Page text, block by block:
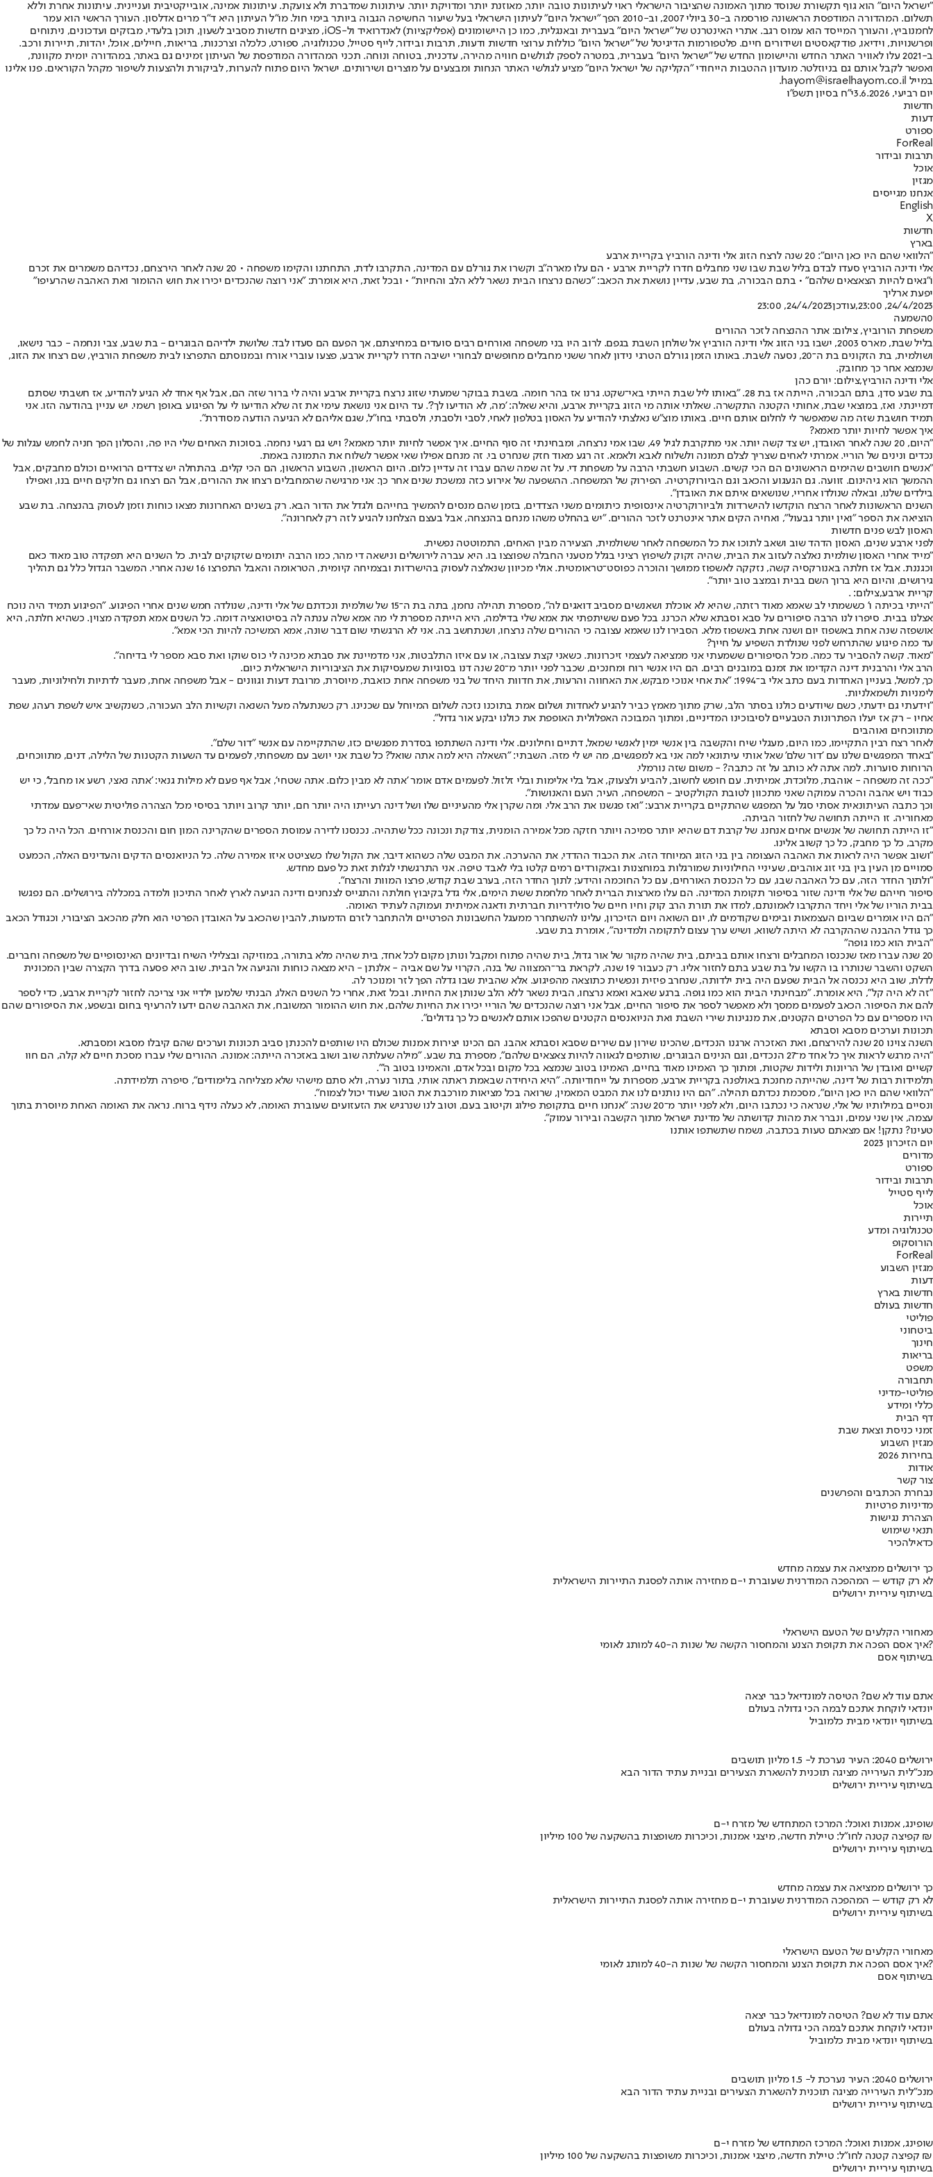
"ישראל היום" הוא גוף תקשורת שנוסד מתוך האמונה שהציבור הישראלי ראוי לעיתונות טובה יותר, מאוזנת יותר ומדויקת יותר. עיתונות שמדברת ולא צועקת. עיתונות אמינה, אובייקטיבית ועניינית. עיתונות אחרת וללא
תשלום. המהדורה המודפסת הראשונה פורסמה ב-30 ביולי 2007, וב-2010 הפך "ישראל היום" לעיתון הישראלי בעל שיעור החשיפה הגבוה ביותר בימי חול. מו"ל העיתון היא ד"ר מרים אדלסון. העורך הראשי הוא עמר
לחמנוביץ, והעורך המייסד הוא עמוס רגב. אתרי האינטרנט של "ישראל היום" בעברית ובאנגלית, כמו כן היישומונים (אפליקציות) לאנדרואיד ול-iOS, מציגים חדשות מסביב לשעון, תוכן בלעדי, מבזקים ועדכונים, ניתוחים
ופרשנויות, וידיאו, פודקאסטים ושידורים חיים. פלטפורמות הדיגיטל של "ישראל היום" כוללות ערוצי חדשות ודעות, תרבות ובידור, לייף סטייל, טכנולוגיה, ספורט, כלכלה וצרכנות, בריאות, חיילים, אוכל, יהדות, תיירות ורכב.
ב-2021 עלו לאוויר האתר החדש והיישומון החדש של "ישראל היום" בעברית, במטרה לספק לגולשים חוויה מהירה, עדכנית, בטוחה ונוחה. תכני המהדורה המודפסת של העיתון זמינים גם באתר, במהדורה יומית מקוונת,
ואפשר לקבל אותם גם בניוזלטר. מועדון ההטבות הייחודי "הקליקה של ישראל היום" מציע לגולשי האתר הנחות ומבצעים על מוצרים ושירותים. ישראל היום פתוח להערות, לביקורת ולהצעות לשיפור מקהל הקוראים. פנו אלינו
במייל hayom@israelhayom.co.il.
יום רביעי, 3.6.2026
י"ח בסיון תשפ"ו
חדשות
דעות
ספורט
ForReal
תרבות ובידור
אוכל
מגזין
אנחנו מגייסים
English
X
חדשות
בארץ
"הלוואי שהם היו כאן היום": 20 שנה לרצח הזוג אלי ודינה הורביץ בקריית ארבע
אלי ודינה הורביץ סעדו לבדם בליל שבת שבו שני מחבלים חדרו לקריית ארבע • הם עלו מארה"ב וקשרו את גורלם עם המדינה, התקרבו לדת, התחתנו והקימו משפחה • 20 שנה לאחר הירצחם, נכדיהם משמרים את זכרם
ו"גאים להיות הצאצאים שלהם" • בתם הבכורה, בת שבע, עדיין נושאת את הכאב: "כשהם נרצחו הבית נשאר ללא הלב והחיות" • ובכל זאת, היא אומרת: "אני רוצה שהנכדים יכירו את חוש ההומור ואת האהבה שהרעיפו"
יפעת ארליך
24/4/2023, 23:00
,עודכן24/4/2023, 23:00
0השמעה
משפחת הורוביץ, צילום: אתר ההנצחה לזכר ההורים
בליל שבת, מארס 2003, ישבו בני הזוג אלי ודינה הורביץ אל שולחן השבת בגפם. לרוב היו בני משפחה ואורחים רבים סועדים במחיצתם, אך הפעם הם סעדו לבד. שלושת ילדיהם הבוגרים - בת שבע, צבי ונחמה - כבר נישאו,
ושולמית, בת הזקונים בת ה־20, נסעה לשבת. באותו הזמן גורלם הטרגי נידון לאחר ששני מחבלים מחופשים לבחורי ישיבה חדרו לקריית ארבע, פצעו עוברי אורח ובמנוסתם התפרצו לבית משפחת הורביץ, שם רצחו את הזוג,
שנמצא אחר כך מחובק.
אלי ודינה הורביץ,צילום: יורם כהן
בת שבע סדן, בתם הבכורה, הייתה אז בת 28. "באותו ליל שבת הייתי באי־שקט. גרנו אז בהר חומה. בשבת בבוקר שמעתי שזוג נרצח בקריית ארבע והיה לי ברור שזה הם, אבל אף אחד לא הגיע להודיע, אז חשבתי שסתם
דמיינתי. ואז, במוצאי שבת, אחותי הקטנה התקשרה. שאלתי אותה מי הזוג בקריית ארבע, והיא שאלה: 'מה, לא הודיעו לך?'. עד היום אני נושאת עימי את זה שלא הודיעו לי על הפיגוע באופן רשמי. יש עניין בהודעה הזו. אני
תמיד חושבת שזה מה שמאפשר לי לחלום אותם חיים. באותו מוצ"ש נאלצתי להודיע על האסון בטלפון לאחי, לסבי ולסבתי, ולסבתי בחו"ל, שגם אליהם לא הגיעה הודעה מסודרת".
איך אפשר לחיות יותר מאמא?
"היום, 20 שנה לאחר האובדן, יש צד קשה יותר. אני מתקרבת לגיל 49, שבו אמי נרצחה, ומבחינתי זה סוף החיים. איך אפשר לחיות יותר מאמא? ויש גם רגעי נחמה. בסוכות האחים שלי היו פה, והסלון הפך חניה לחמש עגלות של
נכדים ונינים של הוריי. אמרתי לאחים שצריך לצלם תמונה ולשלוח לאבא ולאמא. זה רגע מאוד חזק שנחרט בי. זה מנחם אפילו שאי אפשר לשלוח את התמונה באמת.
"אנשים חושבים שהימים הראשונים הם הכי קשים. השבוע חשבתי הרבה על משפחת די. על זה שמה שהם עברו זה עדיין כלום. היום הראשון, השבוע הראשון, הם הכי קלים. בהתחלה יש צדדים הרואיים וכולם מחבקים, אבל
ההמשך הוא גיהינום. זוועה. גם הגעגוע והכאב וגם הביורוקרטיה. הפירוק של המשפחה. ההשפעה של אירוע כזה נמשכת שנים אחר כך. אני מרגישה שהמחבלים רצחו את ההורים, אבל הם רצחו גם חלקים חיים בנו, ואפילו
בילדים שלנו, ובאלה שנולדו אחריי, שנושאים איתם את האובדן".
השנים הראשונות לאחר הרצח הוקדשו להישרדות ולביורוקרטיה אינסופית כיתומים משני הצדדים, בזמן שהם מנסים להמשיך בחייהם ולגדל את הדור הבא. רק בשנים האחרונות מצאו כוחות וזמן לעסוק בהנצחה. בת שבע
הוציאה את הספר "ואין יותר גבעול", ואחיה הקים אתר אינטרנט לזכר ההורים. "יש בהחלט משהו מנחם בהנצחה, אבל בעצם הצלחנו להגיע לזה רק לאחרונה".
האסון לבש פנים חדשות
לפני ארבע שנים, האסון הדהד שוב ושאב לתוכו את כל המשפחה לאחר ששולמית, הצעירה מבין האחים, התמוטטה נפשית.
"מייד אחרי האסון שולמית נאלצה לעזוב את הבית, שהיה זקוק לשיפוץ רציני בגלל מטעני החבלה שפוצצו בו. היא עברה לירושלים ונישאה די מהר, כמו הרבה יתומים שזקוקים לבית. כל השנים היא תפקדה טוב מאוד כאם
וכגננת. אבל אז חלתה באנורקסיה קשה, נזקקה לאשפוז ממושך והוכרה כפוסט־טראומטית. אולי מכיוון שנאלצה לעסוק בהישרדות ובצמיחה קיומית, הטראומה והאבל התפרצו 16 שנה אחרי. המשבר הגדול כלל גם תהליך
גירושים, והיום היא ברוך השם בבית ובמצב טוב יותר".
קריית ארבע,צילום: .
"הייתי בכיתה ו' כששמתי לב שאמא מאוד רזתה, שהיא לא אוכלת ושאנשים מסביב דואגים לה", מספרת תהילה נחמן, בתה בת ה־15 של שולמית ונכדתם של אלי ודינה, שנולדה חמש שנים אחרי הפיגוע. "הפיגוע תמיד היה נוכח
אצלנו בבית. סיפרו לנו הרבה סיפורים על סבא וסבתא שלא הכרנו. בכל פעם ששיתפתי את אמא שלי בדילמה, היא הייתה מספרת לי מה אמא שלה ענתה לה בסיטואציה דומה. כל השנים אמא תפקדה מצוין. כשהיא חלתה, היא
אושפזה שנה אחת באשפוז יום ושנה אחת באשפוז מלא. הסבירו לנו שאמא עצובה כי ההורים שלה נרצחו, ושנתחשב בה. אני לא הרגשתי שום דבר שונה, אמא המשיכה להיות הכי אמא".
עד כמה פיגוע שהתרחש לפני שנולדת השפיע על חייך?
"מאוד. קשה להסביר עד כמה. מכל הסיפורים ששמעתי אני ממציאה לעצמי זיכרונות. כשאני קצת עצובה, או עם איזו התלבטות, אני מדמיינת את סבתא מכינה לי כוס שוקו ואת סבא מספר לי בדיחה".
הרב אלי והרבנית דינה הקדימו את זמנם במובנים רבים. הם היו אנשי רוח ומחנכים, שכבר לפני יותר מ־20 שנה דנו בסוגיות שמעסיקות את הציבוריות הישראלית כיום.
כך, למשל, בעניין האחדות בעם כתב אלי ב־1994: "את אחי אנוכי מבקש, את האחווה והרעות, את חדוות היחד של בני משפחה אחת כואבת, מיוסרת, מרובת דעות וגוונים - אבל משפחה אחת, מעבר לדתיות ולחילוניות, מעבר
לימניות ולשמאלניות.
"וידעתי גם ידעתי, כשם שיודעים כולנו בסתר הלב, שרק מתוך מאמץ כביר להגיע לאחדות ושלום אמת בתוכנו נזכה לשלום המיוחל עם שכנינו. רק כשנתעלה מעל השנאה וקשיות הלב העכורה, כשנקשיב איש לשפת רעהו, שפת
אחיו - רק אז יעלו הפתרונות הטבעיים לסיבוכינו המדיניים, ומתוך המבוכה האפלולית האופפת את כולנו יבקע אור גדול".
מתווכחים ואוהבים
לאחר רצח רבין התקיימו, כמו היום, מעגלי שיח והקשבה בין אנשי ימין לאנשי שמאל, דתיים וחילונים. אלי ודינה השתתפו בסדרת מפגשים כזו, שהתקיימה עם אנשי "דור שלם".
"באחד המפגשים שלנו עם 'דור שלם' שאל אותי עיתונאי למה אני בא למפגשים, מה יש לי מזה. השבתי: "השאלה היא למה אתה שואל? כל שבת אני יושב עם משפחתי, לפעמים עד השעות הקטנות של הלילה, דנים, מתווכחים,
הרוחות סוערות. למה אתה לא כותב על זה כתבה? - משום שזה נורמלי.
"ככה זה משפחה - אוהבת, מלוכדת, אמיתית. עם חופש לחשוב, להביע ולצעוק, אבל בלי אלימות ובלי זלזול. לפעמים אדם אומר 'אתה לא מבין כלום. אתה שטחי', אבל אף פעם לא מילות גנאי: 'אתה נאצי, רשע או מחבל', כי יש
כבוד ויש אהבה והכרה עמוקה שאני מתכוון לטובת הקולקטיב - המשפחה, העיר, העם והאנושות".
וכך כתבה העיתונאית אסתי סגל על המפגש שהתקיים בקריית ארבע: "ואז פגשנו את הרב אלי. ומה שקרן אלי מהעיניים שלו ושל דינה רעייתו היה יותר חם, יותר קרוב ויותר בסיסי מכל הצהרה פוליטית שאי־פעם עמדתי
מאחוריה. זו הייתה תחושה של לחזור הביתה.
"זו הייתה תחושה של אנשים אחים אנחנו. של קרבת דם שהיא יותר סמיכה ויותר חזקה מכל אמירה הומנית, צודקת ונכונה ככל שתהיה. נכנסנו לדירה עמוסת הספרים שהקרינה המון חום והכנסת אורחים. הכל היה כל כך
מקרב, כל כך מחבק, כל כך קשוב אלינו.
"ושוב אפשר היה לראות את האהבה העצומה בין בני הזוג המיוחד הזה. את הכבוד ההדדי, את ההערכה. את המבט שלה כשהוא דיבר, את הקול שלו כשציטט איזו אמירה שלה. כל הניואנסים הדקים והעדינים האלה, הכמעט
סמויים מן העין בין בני זוג אוהבים, שעיניי החילוניות שמורגלות במוחצנות ובאקורדים רמים קלטו בלי לאבד טיפה. אני התרגשתי לגלות זאת כל פעם מחדש.
"ולתוך החדר הזה, עם כל האהבה שבו, עם כל הכנסת האורחים, עם כל החוכמה והידע; לתוך החדר הזה, בערב שבת קודש, פרצו המוות והרצח".
סיפור חייהם של אלי ודינה שזור בסיפור תקומת המדינה. הם עלו מארצות הברית לאחר מלחמת ששת הימים, אלי גדל בקיבוץ חולתה והתגייס לצנחנים ודינה הגיעה לארץ לאחר התיכון ולמדה במכללה בירושלים. הם נפגשו
בבית הוריו של אלי ויחד התקרבו לאמונתם, למדו את תורת הרב קוק וחיו חיים של סולידריות חברתית ודאגה אמיתית ועמוקה לעתיד האומה.
"הם היו אומרים שביום העצמאות ובימים שקודמים לו, יום השואה ויום הזיכרון, עלינו להשתחרר ממעגל החשבונות הפרטיים ולהתחבר לזרם הדמעות, להבין שהכאב על האובדן הפרטי הוא חלק מהכאב הציבורי, וכגודל הכאב
כך גודל ההבנה שההקרבה לא היתה לשווא, ושיש ערך עצום לתקומה ולמדינה", אומרת בת שבע.
"הבית הוא כמו גופה"
20 שנה עברו מאז שנכנסו המחבלים ורצחו אותם בביתם, בית שהיה מקור של אור גדול, בית שהיה פתוח ומקבל ונותן מקום לכל אחד, בית שהיה מלא בתורה, במוזיקה ובצלילי השיח ובדיונים האינסופיים של משפחה וחברים.
השקט והשבר שנותרו בו הקשו על בת שבע בתם לחזור אליו. רק כעבור 19 שנה, לקראת בר־המצווה של בנה, הקרוי על שם אביה - אלנתן - היא מצאה כוחות והגיעה אל הבית. שוב היא פסעה בדרך הקצרה שבין המכונית
לדלת, שוב היא נכנסה אל הבית שפעם היה בית ילדותה, שנחרב פיזית ונפשית כתוצאה מהפיגוע. אלא שהבית שבו גדלה הפך לזר ומנוכר לה.
"זה לא היה קל", היא אומרת. "מבחינתי הבית הוא כמו גופה. ברגע שאבא ואמא נרצחו, הבית נשאר ללא הלב שנותן את החיות. ובכל זאת, אחרי כל השנים האלו, הבנתי שלמען ילדיי אני צריכה לחזור לקריית ארבע, כדי לספר
להם את הסיפור. הכאב לפעמים ממסך ולא מאפשר לספר את סיפור החיים, אבל אני רוצה שהנכדים של הוריי יכירו את החיות שלהם, את חוש ההומור המשובח, את האהבה שהם ידעו להרעיף בחום ובשפע, את הסיפורים שהם
היו מספרים עם כל הפרטים הקטנים, את מנגינות שירי השבת ואת הניואנסים הקטנים שהפכו אותם לאנשים כל כך גדולים".
תכונות וערכים מסבא וסבתא
השנה צוינו 20 שנה להירצחם, ואת האזכרה ארגנו הנכדים, שהכינו שירון עם שירים שסבא וסבתא אהבו. הם הכינו יצירות אמנות שכולם היו שותפים להכנתן סביב תכונות וערכים שהם קיבלו מסבא ומסבתא.
"היה מרגש לראות איך כל אחד מ־27 הנכדים, וגם הנינים הבוגרים, שותפים לגאווה להיות צאצאים שלהם", מספרת בת שבע. "מילה שעלתה שוב ושוב באזכרה הייתה: אמונה. ההורים שלי עברו מסכת חיים לא קלה, הם חוו
קשיים ואובדן של הריונות ולידות שקטות, ומתוך כך האמינו מאוד בחיים, האמינו בטוב שנמצא בכל מקום ובכל אדם, והאמינו בטוב ה'".
תלמידות רבות של דינה, שהייתה מחנכת באולפנה בקריית ארבע, מספרות על ייחודיותה. "היא היחידה שבאמת ראתה אותי, בתור נערה, ולא סתם מישהי שלא מצליחה בלימודים", סיפרה תלמידתה.
"הלוואי שהם היו כאן היום", מסכמת נכדתם תהילה. "הם היו נותנים לנו את המבט המאמין, שרואה בכל מציאות מורכבת את הטוב שעוד יכול לצמוח".
ונסיים במילותיו של אלי, שנראה כי נכתבו היום, ולא לפני יותר מ־20 שנה: "אנחנו חיים בתקופת פילוג וקיטוב בעם, וטוב לנו שנרגיש את הזעזועים שעוברת האומה, לא כעלה נידף ברוח. נראה את האומה האחת מיוסרת בתוך
עצמה, אין שני עמים, ונברר את מהות קדושתה של מדינת ישראל מתוך הקשבה ובירור עמוק".
טעינו? נתקן! אם מצאתם טעות בכתבה, נשמח שתשתפו אותנו
יום הזיכרון 2023
מדורים
ספורט
תרבות ובידור
לייף סטייל
אוכל
תיירות
טכנולוגיה ומדע
הורוסקופ
ForReal
מגזין השבוע
דעות
חדשות בארץ
חדשות בעולם
פוליטי
ביטחוני
חינוך
בריאות
משפט
תחבורה
פוליטי-מדיני
כללי ומידע
דף הבית
זמני כניסת וצאת שבת
מגזין השבוע
בחירות 2026
אודות
צור קשר
נבחרת הכתבים והפרשנים
מדיניות פרטיות
הצהרת נגישות
תנאי שימוש
כדאילהכיר
כך ירושלים ממציאה את עצמה מחדש
לא רק קודש – המהפכה המודרנית שעוברת י-ם מחזירה אותה לפסגת התיירות הישראלית
בשיתוף עיריית ירושלים
מאחורי הקלעים של הטעם הישראלי
איך אסם הפכה את תקופת הצנע והמחסור הקשה של שנות ה-40 למותג לאומי?
בשיתוף אסם
אתם עוד לא שם? הטיסה למונדיאל כבר יצאה
יונדאי לוקחת אתכם לבמה הכי גדולה בעולם
בשיתוף יונדאי מבית כלמוביל
ירושלים 2040: העיר נערכת ל- 1.5 מליון תושבים
מנכ"לית העירייה מציגה תוכנית להשארת הצעירים ובניית עתיד הדור הבא
בשיתוף עיריית ירושלים
שופינג, אמנות ואוכל: המרכז המתחדש של מזרח י-ם
קפיצה קטנה לחו"ל: טיילת חדשה, מיצגי אמנות, וכיכרות משופצות בהשקעה של 100 מיליון ₪
בשיתוף עיריית ירושלים
כך ירושלים ממציאה את עצמה מחדש
לא רק קודש – המהפכה המודרנית שעוברת י-ם מחזירה אותה לפסגת התיירות הישראלית
בשיתוף עיריית ירושלים
מאחורי הקלעים של הטעם הישראלי
איך אסם הפכה את תקופת הצנע והמחסור הקשה של שנות ה-40 למותג לאומי?
בשיתוף אסם
אתם עוד לא שם? הטיסה למונדיאל כבר יצאה
יונדאי לוקחת אתכם לבמה הכי גדולה בעולם
בשיתוף יונדאי מבית כלמוביל
ירושלים 2040: העיר נערכת ל- 1.5 מליון תושבים
מנכ"לית העירייה מציגה תוכנית להשארת הצעירים ובניית עתיד הדור הבא
בשיתוף עיריית ירושלים
שופינג, אמנות ואוכל: המרכז המתחדש של מזרח י-ם
קפיצה קטנה לחו"ל: טיילת חדשה, מיצגי אמנות, וכיכרות משופצות בהשקעה של 100 מיליון ₪
בשיתוף עיריית ירושלים